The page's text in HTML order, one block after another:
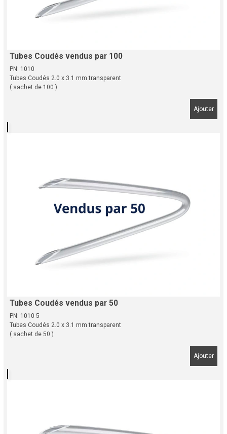
Tubes Coudés vendus par 100
PN: 1010
Tubes Coudés 2.0 x 3.1 mm transparent
( sachet de 100 )
Ajouter
Tubes Coudés vendus par 50
PN: 1010 5
Tubes Coudés 2.0 x 3.1 mm transparent
( sachet de 50 )
Ajouter